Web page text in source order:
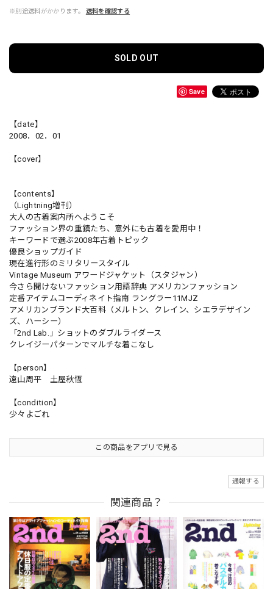
※別途送料がかかります。 送料を確認する
SOLD OUT
Save
【date】
2008．02．01
【cover】
【contents】
（Lightning増刊）
大人の古着案内所へようこそ
ファッション界の重鎮たち、意外にも古着を愛用中！
キーワードで選ぶ2008年古着トピック
優良ショップガイド
現在進行形のミリタリースタイル
Vintage Museum アワードジャケット（スタジャン）
今さら聞けないファッション用語辞典 アメリカンファッション
定番アイテムコーディネイト指南 ラングラー11MJZ
アメリカンブランド大百科（メルトン、クレイン、シエラデザイン
ズ、ハーシー）
「2nd Lab.」ショットのダブルライダース
クレイジーパターンでマルチな着こなし
【person】
遠山周平 土屋秋恆
【condition】
少々よごれ
この商品をアプリで見る
通報する
関連商品？